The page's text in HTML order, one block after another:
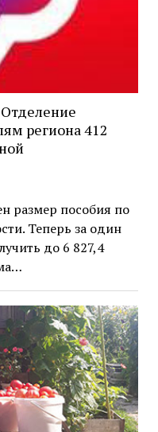
региона 412
размер пособия по
Теперь за один
до 6 827,4